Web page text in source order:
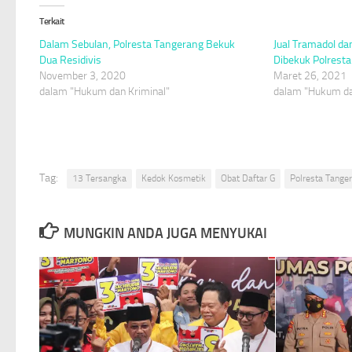
Terkait
Dalam Sebulan, Polresta Tangerang Bekuk
Dua Residivis
November 3, 2020
dalam "Hukum dan Kriminal"
Jual Tramadol
Dibekuk
Maret 26, 2021
dalam "Hukum
Tag: 13 Tersangka Kedok Kosmetik Obat Daftar G Polresta
MUNGKIN ANDA JUGA MENYUKAI